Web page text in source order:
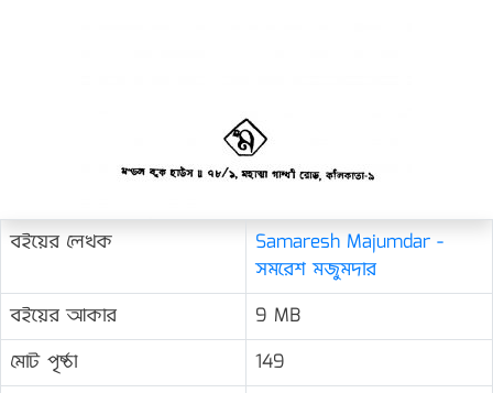
বইয়ের লেখক
Samaresh Majumdar -
সমরেশ মজুমদার
বইয়ের আকার
9 MB
মোট পৃষ্ঠা
149